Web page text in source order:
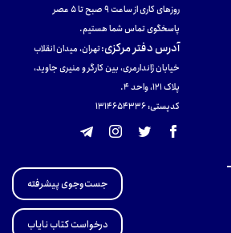
روزهای کاری از ساعت ۹ صبح تا ۵ عصر
پاسخگوی تماس شما هستیم.
آدرس دفتر مرکزی:تهران، میدان انقلاب
خیابان ژاندارمری، بین کارگر و منیری جاوید،
پلاک 121، واحد ۴.
کدپستی: 131465433۶
جست‌وجوی پیشرفته
درخواست کتاب نایاب